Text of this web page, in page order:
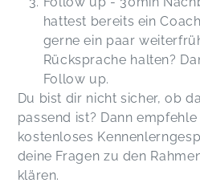
hattest bereits ein
gerne ein paar
Rücksprache halten?
Follow up.
Du bist dir nicht sicher, ob
passend ist? Dann
kostenloses
deine Fragen zu den
klären.